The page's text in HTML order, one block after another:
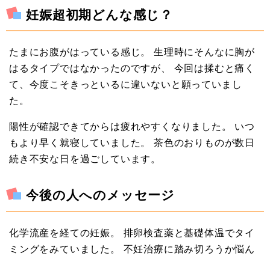
妊娠超初期どんな感じ？
たまにお腹がはっている感じ。 生理時にそんなに胸が
はるタイプではなかったのですが、 今回は揉むと痛く
て、今度こそきっといるに違いないと願っていまし
た。
陽性が確認できてからは疲れやすくなりました。 いつ
もより早く就寝していました。 茶色のおりものが数日
続き不安な日を過ごしています。
今後の人へのメッセージ
化学流産を経ての妊娠。 排卵検査薬と基礎体温でタイ
ミングをみていました。 不妊治療に踏み切ろうか悩ん